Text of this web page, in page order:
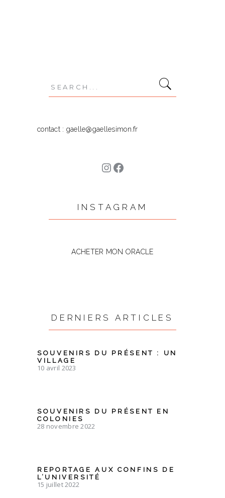
Search
for:
contact : gaelle@gaellesimon.fr
Instagram
Facebook
INSTAGRAM
ACHETER MON ORACLE
DERNIERS ARTICLES
SOUVENIRS DU PRÉSENT : UN
VILLAGE
10 avril 2023
SOUVENIRS DU PRÉSENT EN
COLONIES
28 novembre 2022
REPORTAGE AUX CONFINS DE
L’UNIVERSITÉ
15 juillet 2022